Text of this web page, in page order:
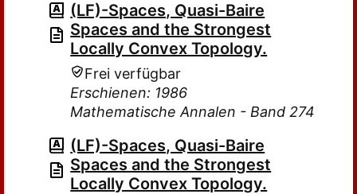
(LF)-Spaces, Quasi-Baire
Spaces and the Strongest
Locally Convex Topology.
Frei verfügbar
Erschienen: 1986
Mathematische Annalen - Band 274
(LF)-Spaces, Quasi-Baire
Spaces and the Strongest
Locally Convex Topology.